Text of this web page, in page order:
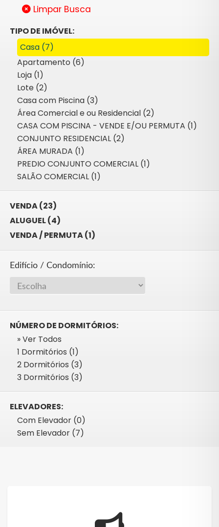
Limpar Busca
TIPO DE IMÓVEL:
Casa (7)
Apartamento (6)
Loja (1)
Lote (2)
Casa com Piscina (3)
Área Comercial e ou Residencial (2)
CASA COM PISCINA - VENDE E/OU PERMUTA (1)
CONJUNTO RESIDENCIAL (2)
ÁREA MURADA (1)
PREDIO CONJUNTO COMERCIAL (1)
SALÃO COMERCIAL (1)
VENDA (23)
ALUGUEL (4)
VENDA / PERMUTA (1)
Edifício / Condomínio:
NÚMERO DE DORMITÓRIOS:
» Ver Todos
1 Dormitórios (1)
2 Dormitórios (3)
3 Dormitórios (3)
ELEVADORES:
Com Elevador (0)
Sem Elevador (7)